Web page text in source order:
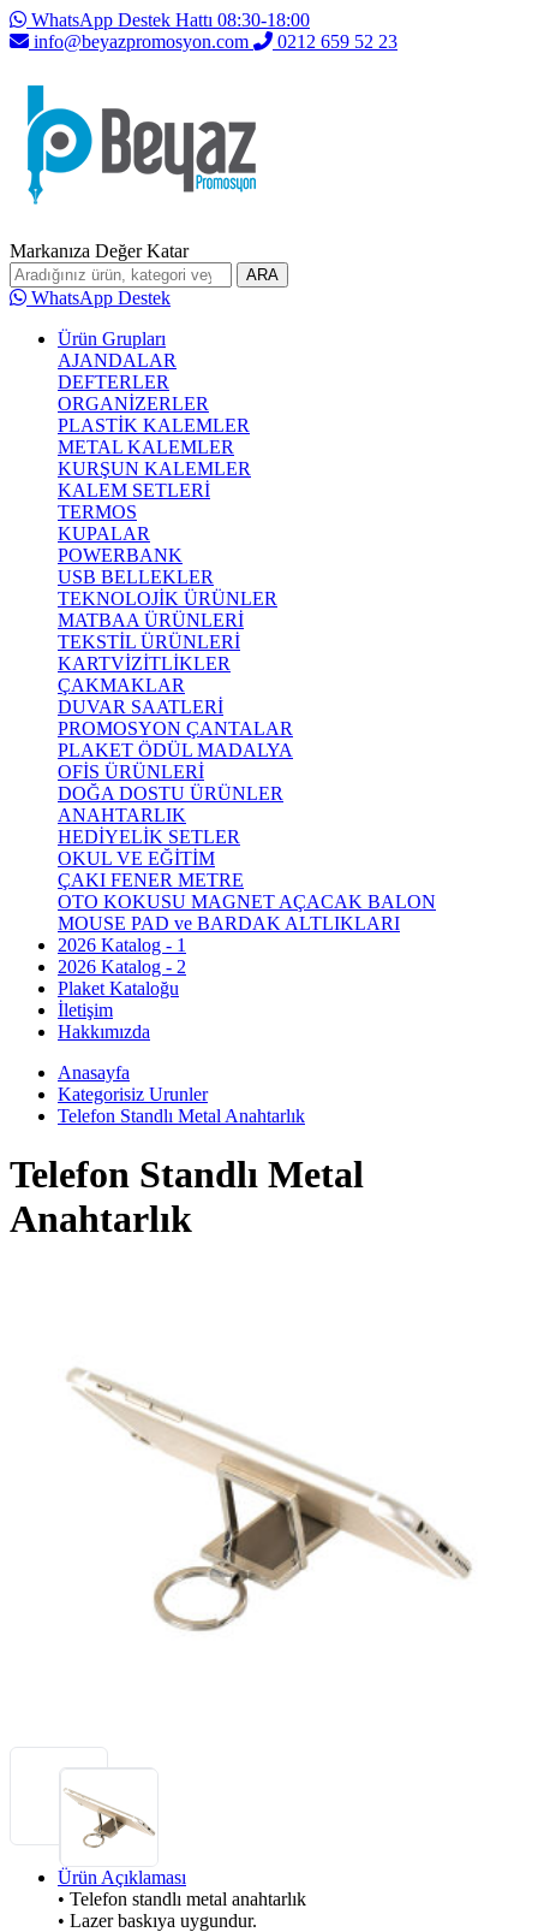
WhatsApp Destek Hattı 08:30-18:00
info@beyazpromosyon.com
0212 659 52 23
Markanıza Değer Katar
ARA
WhatsApp Destek
Ürün Grupları
AJANDALAR
DEFTERLER
ORGANİZERLER
PLASTİK KALEMLER
METAL KALEMLER
KURŞUN KALEMLER
KALEM SETLERİ
TERMOS
KUPALAR
POWERBANK
USB BELLEKLER
TEKNOLOJİK ÜRÜNLER
MATBAA ÜRÜNLERİ
TEKSTİL ÜRÜNLERİ
KARTVİZİTLİKLER
ÇAKMAKLAR
DUVAR SAATLERİ
PROMOSYON ÇANTALAR
PLAKET ÖDÜL MADALYA
OFİS ÜRÜNLERİ
DOĞA DOSTU ÜRÜNLER
ANAHTARLIK
HEDİYELİK SETLER
OKUL VE EĞİTİM
ÇAKI FENER METRE
OTO KOKUSU MAGNET AÇACAK BALON
MOUSE PAD ve BARDAK ALTLIKLARI
2026 Katalog - 1
2026 Katalog - 2
Plaket Kataloğu
İletişim
Hakkımızda
Anasayfa
Kategorisiz Urunler
Telefon Standlı Metal Anahtarlık
Telefon Standlı Metal
Anahtarlık
Ürün Açıklaması
• Telefon standlı metal anahtarlık
• Lazer baskıya uygundur.